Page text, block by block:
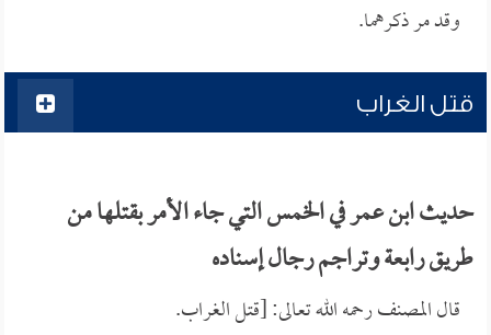
وقد مر ذكرهما.
قتل الغراب
حديث ابن عمر في الخمس التي جاء الأمر بقتلها من
طريق رابعة وتراجم رجال إسناده
قال المصنف رحمه الله تعالى: [قتل الغراب.